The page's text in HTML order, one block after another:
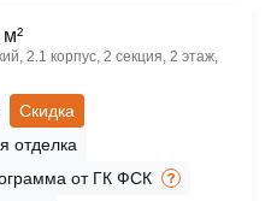
2.1 корпус, 2 секция, 2 этаж,
Скидка
отделка
от ГК ФСК